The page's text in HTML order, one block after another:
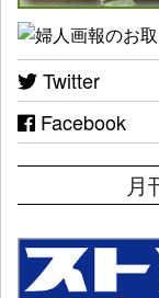
Twitter
Facebook
月